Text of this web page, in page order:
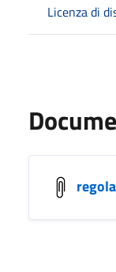
Licenza di